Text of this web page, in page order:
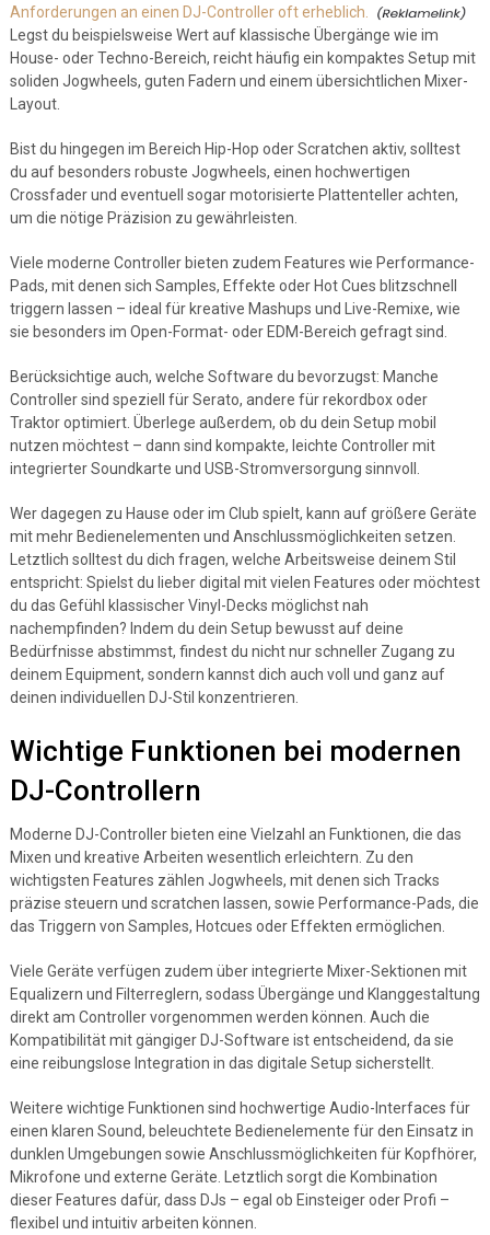
Anforderungen an einen DJ-Controller oft erheblich.
Legst du beispielsweise Wert auf klassische Übergänge wie im
House- oder Techno-Bereich, reicht häufig ein kompaktes Setup mit
soliden Jogwheels, guten Fadern und einem übersichtlichen Mixer-
Layout.
Bist du hingegen im Bereich Hip-Hop oder Scratchen aktiv, solltest
du auf besonders robuste Jogwheels, einen hochwertigen
Crossfader und eventuell sogar motorisierte Plattenteller achten,
um die nötige Präzision zu gewährleisten.
Viele moderne Controller bieten zudem Features wie Performance-
Pads, mit denen sich Samples, Effekte oder Hot Cues blitzschnell
triggern lassen – ideal für kreative Mashups und Live-Remixe, wie
sie besonders im Open-Format- oder EDM-Bereich gefragt sind.
Berücksichtige auch, welche Software du bevorzugst: Manche
Controller sind speziell für Serato, andere für rekordbox oder
Traktor optimiert. Überlege außerdem, ob du dein Setup mobil
nutzen möchtest – dann sind kompakte, leichte Controller mit
integrierter Soundkarte und USB-Stromversorgung sinnvoll.
Wer dagegen zu Hause oder im Club spielt, kann auf größere Geräte
mit mehr Bedienelementen und Anschlussmöglichkeiten setzen.
Letztlich solltest du dich fragen, welche Arbeitsweise deinem Stil
entspricht: Spielst du lieber digital mit vielen Features oder möchtest
du das Gefühl klassischer Vinyl-Decks möglichst nah
nachempfinden? Indem du dein Setup bewusst auf deine
Bedürfnisse abstimmst, findest du nicht nur schneller Zugang zu
deinem Equipment, sondern kannst dich auch voll und ganz auf
deinen individuellen DJ-Stil konzentrieren.
Wichtige Funktionen bei modernen
DJ-Controllern
Moderne DJ-Controller bieten eine Vielzahl an Funktionen, die das
Mixen und kreative Arbeiten wesentlich erleichtern. Zu den
wichtigsten Features zählen Jogwheels, mit denen sich Tracks
präzise steuern und scratchen lassen, sowie Performance-Pads, die
das Triggern von Samples, Hotcues oder Effekten ermöglichen.
Viele Geräte verfügen zudem über integrierte Mixer-Sektionen mit
Equalizern und Filterreglern, sodass Übergänge und Klanggestaltung
direkt am Controller vorgenommen werden können. Auch die
Kompatibilität mit gängiger DJ-Software ist entscheidend, da sie
eine reibungslose Integration in das digitale Setup sicherstellt.
Weitere wichtige Funktionen sind hochwertige Audio-Interfaces für
einen klaren Sound, beleuchtete Bedienelemente für den Einsatz in
dunklen Umgebungen sowie Anschlussmöglichkeiten für Kopfhörer,
Mikrofone und externe Geräte. Letztlich sorgt die Kombination
dieser Features dafür, dass DJs – egal ob Einsteiger oder Profi –
flexibel und intuitiv arbeiten können.